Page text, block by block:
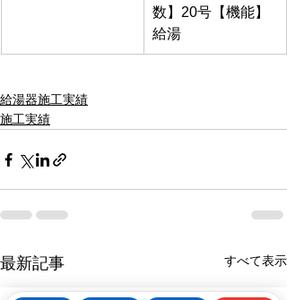
数】20号【機能】
給湯
給湯器施工実績
施工実績
最新記事 すべて表示